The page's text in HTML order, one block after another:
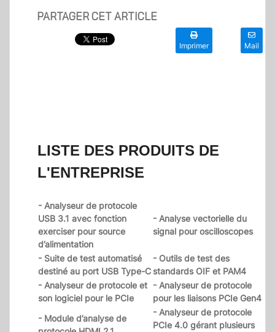
PARTAGER CET ARTICLE
Imprimer Mail
LISTE DES PRODUITS DE
L'ENTREPRISE
- Analyseur de protocole
USB 3.1 avec fonction
exerciser pour source
d’alimentation
- Analyse vectorielle du
signal pour oscilloscopes
- Suite de test automatisé
destiné au port USB Type-C
- Outils de test des
standards OIF et PAM4
- Analyseur de protocole et
son logiciel pour le PCIe
- Analyseur de protocole
pour les liaisons PCIe Gen4
- Module d’analyse de
- Analyseur de protocole
PCIe 4.0 gérant plusieurs